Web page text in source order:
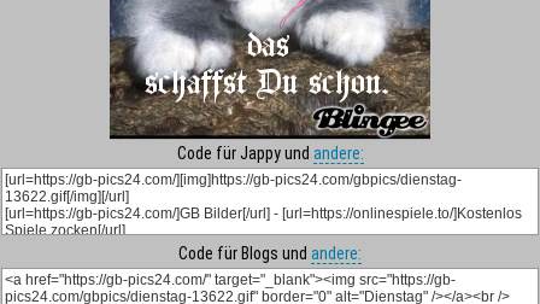
Code für Jappy und andere:
Code für Blogs und andere: